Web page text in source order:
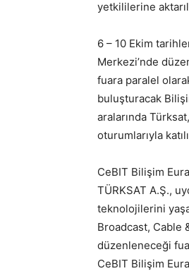
yetkililerine
6 – 10 Ekim
Merkezi’nde
fuara paralel
buluşturacak
aralarında
oturumlarıyla
CeBIT Bilişim
TÜRKSAT A.Ş.,
teknolojilerini
Broadcast, Cable
düzenleneceği
CeBIT Bilişim